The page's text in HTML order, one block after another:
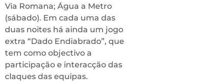
Via Romana; Água a Metro
(sábado). Em cada uma das
duas noites há ainda um jogo
extra “Dado Endiabrado”, que
tem como objectivo a
participação e interacção das
claques das equipas.